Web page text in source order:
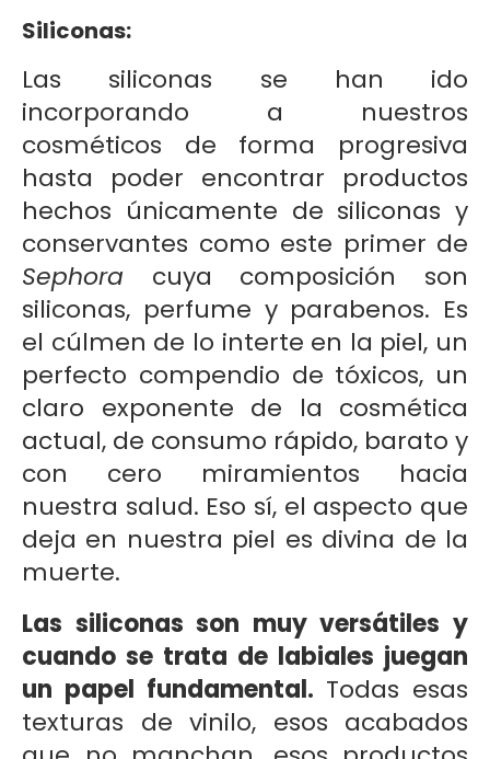
Siliconas:
Las siliconas se han ido
incorporando a nuestros
cosméticos de forma progresiva
hasta poder encontrar productos
hechos únicamente de siliconas y
conservantes como este primer de
Sephora cuya composición son
siliconas, perfume y parabenos. Es
el cúlmen de lo interte en la piel, un
perfecto compendio de tóxicos, un
claro exponente de la cosmética
actual, de consumo rápido, barato y
con cero miramientos hacia
nuestra salud. Eso sí, el aspecto que
deja en nuestra piel es divina de la
muerte.
Las siliconas son muy versátiles y
cuando se trata de labiales juegan
un papel fundamental. Todas esas
texturas de vinilo, esos acabados